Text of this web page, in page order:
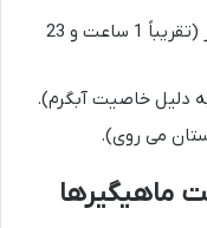
فاصله تا اصفهان: حدود 106 کیلومتر (تقریباً 1 ساعت و 23
دلیل خاصیت آبگرم).
می روی).
ماهیگیرها